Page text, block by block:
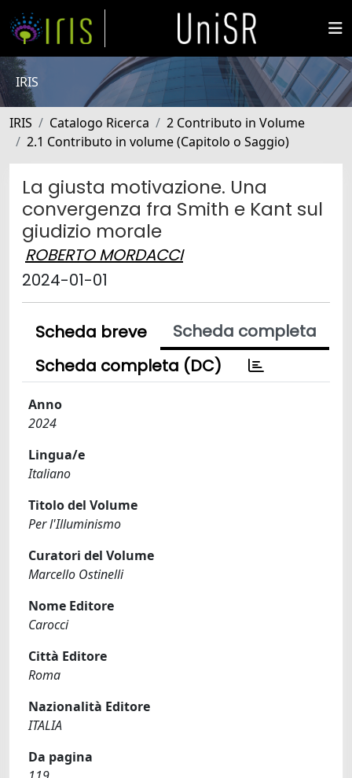
IRIS
IRIS Catalogo Ricerca
2 Contributo in Volume
2.1 Contributo in volume (Capitolo o Saggio)
La giusta motivazione. Una
convergenza fra Smith e Kant sul
giudizio morale
ROBERTO MORDACCI
2024-01-01
Scheda breve
Scheda completa
Scheda completa (DC)
Anno
2024
Lingua/e
Italiano
Titolo del Volume
Per l'Illuminismo
Curatori del Volume
Marcello Ostinelli
Nome Editore
Carocci
Città Editore
Roma
Nazionalità Editore
ITALIA
Da pagina